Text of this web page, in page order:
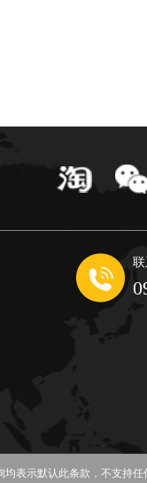
联
表示默认此条款，不支持